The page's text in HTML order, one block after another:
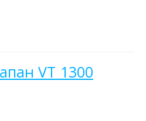
VT 1300